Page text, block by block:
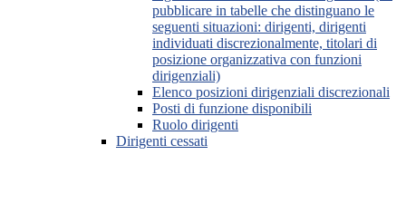
pubblicare in tabelle che distinguano le
seguenti situazioni: dirigenti, dirigenti
individuati discrezionalmente, titolari di
posizione organizzativa con funzioni
dirigenziali)
Elenco posizioni dirigenziali discrezionali
Posti di funzione disponibili
Ruolo dirigenti
Dirigenti cessati